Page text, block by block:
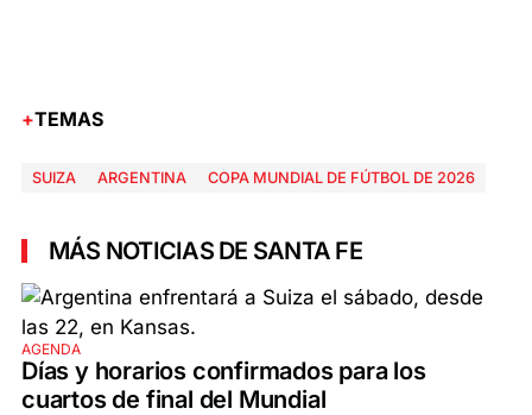
TEMAS
SUIZA ARGENTINA COPA MUNDIAL DE FÚTBOL DE 2026
MÁS NOTICIAS DE SANTA FE
AGENDA
Días y horarios confirmados para los
cuartos de final del Mundial